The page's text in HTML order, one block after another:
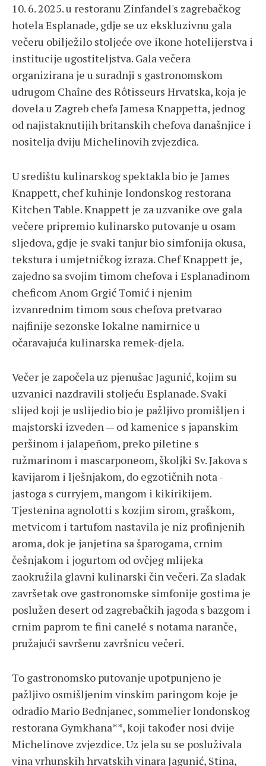
10. 6. 2025. u restoranu Zinfandel's zagrebačkog
hotela Esplanade, gdje se uz ekskluzivnu gala
večeru obilježilo stoljeće ove ikone hotelijerstva i
institucije ugostiteljstva. Gala večera
organizirana je u suradnji s gastronomskom
udrugom Chaîne des Rôtisseurs Hrvatska, koja je
dovela u Zagreb chefa Jamesa Knappetta, jednog
od najistaknutijih britanskih chefova današnjice i
nositelja dviju Michelinovih zvjezdica.
U središtu kulinarskog spektakla bio je James
Knappett, chef kuhinje londonskog restorana
Kitchen Table. Knappett je za uzvanike ove gala
večere pripremio kulinarsko putovanje u osam
sljedova, gdje je svaki tanjur bio simfonija okusa,
tekstura i umjetničkog izraza. Chef Knappett je,
zajedno sa svojim timom chefova i Esplanadinom
cheficom Anom Grgić Tomić i njenim
izvanrednim timom sous chefova pretvarao
najfinije sezonske lokalne namirnice u
očaravajuća kulinarska remek-djela.
Večer je započela uz pjenušac Jagunić, kojim su
uzvanici nazdravili stoljeću Esplanade. Svaki
slijed koji je uslijedio bio je pažljivo promišljen i
majstorski izveden — od kamenice s japanskim
peršinom i jalapeñom, preko piletine s
ružmarinom i mascarponeom, školjki Sv. Jakova s
kavijarom i lješnjakom, do egzotičnih nota -
jastoga s curryjem, mangom i kikirikijem.
Tjestenina agnolotti s kozjim sirom, graškom,
metvicom i tartufom nastavila je niz profinjenih
aroma, dok je janjetina sa šparogama, crnim
češnjakom i jogurtom od ovčjeg mlijeka
zaokružila glavni kulinarski čin večeri. Za sladak
završetak ove gastronomske simfonije gostima je
poslužen desert od zagrebačkih jagoda s bazgom i
crnim paprom te fini canelé s notama naranče,
pružajući savršenu završnicu večeri.
To gastronomsko putovanje upotpunjeno je
pažljivo osmišljenim vinskim paringom koje je
odradio Mario Bednjanec, sommelier londonskog
restorana Gymkhana**, koji također nosi dvije
Michelinove zvjezdice. Uz jela su se posluživala
vina vrhunskih hrvatskih vinara Jagunić, Stina,